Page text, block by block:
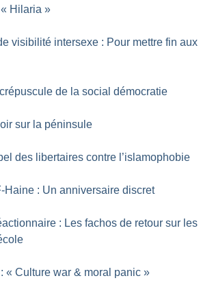
Hilaria »
visibilité intersexe : Pour mettre fin aux
de la social démocratie
sur la péninsule
des libertaires contre l’islamophobie
Haine : Un anniversaire discret
: Les fachos de retour sur les
« Culture war & moral panic »